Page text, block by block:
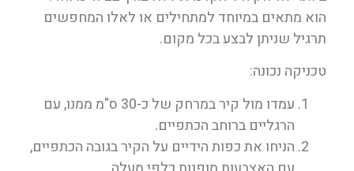
הוא מתאים במיוחד למתחילים או לאלו המחפשים
תרגיל שניתן לבצע בכל מקום.
טכניקה נכונה:
עמדו מול קיר במרחק של כ-30 ס"מ ממנו, עם
הרגליים ברוחב הכתפיים.
הניחו את כפות הידיים על הקיר בגובה הכתפיים,